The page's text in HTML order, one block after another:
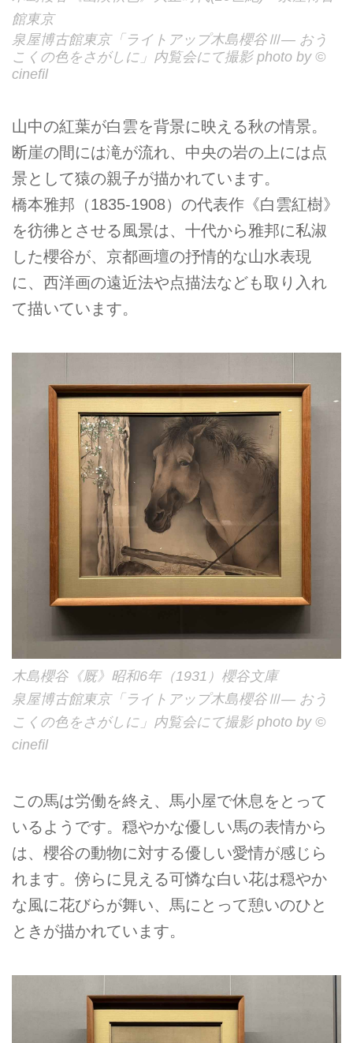
館東京
泉屋博古館東京「ライトアップ木島櫻谷Ⅲ― おう
こくの色をさがしに」内覧会にて撮影 photo by ©
cinefil
山中の紅葉が白雲を背景に映える秋の情景。
断崖の間には滝が流れ、中央の岩の上には点
景として猿の親子が描かれています。
橋本雅邦（1835-1908）の代表作《白雲紅樹》
を彷彿とさせる風景は、十代から雅邦に私淑
した櫻谷が、京都画壇の抒情的な山水表現
に、西洋画の遠近法や点描法なども取り入れ
て描いています。
木島櫻谷《厩》昭和6年（1931）櫻谷文庫
泉屋博古館東京「ライトアップ木島櫻谷Ⅲ― おう
こくの色をさがしに」内覧会にて撮影 photo by ©
cinefil
この馬は労働を終え、馬小屋で休息をとって
いるようです。穏やかな優しい馬の表情から
は、櫻谷の動物に対する優しい愛情が感じら
れます。傍らに見える可憐な白い花は穏やか
な風に花びらが舞い、馬にとって憩いのひと
ときが描かれています。